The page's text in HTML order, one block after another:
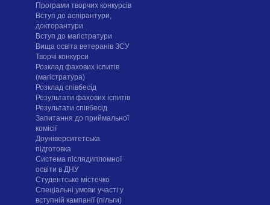
Програми творчих конкурсiв
Вступ до аспірантури,
докторантури
Вступ до магістратури
Вища освіта ветеранів ЗСУ
Творчі конкурси
Розклад фахових іспитів
(магістратура)
Розклад співбесід
Результати фахових іспитів
Результати співбесід
Запитання до приймальної
комісії
Доуніверситетська
підготовка
Система післядипломної
освіти в ДНУ
Cтудентське містечко
Спеціальні умови участі у
вступній кампанії (пільги)